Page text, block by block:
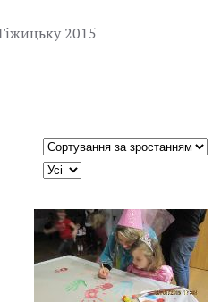
2015
Сортувати таблицю за:
JSEARCH_FILTER_LIMIT